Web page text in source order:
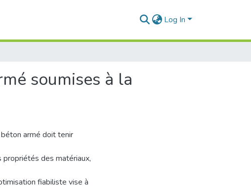
Log In
soumises à la
armé doit tenir
des matériaux,
fiabiliste vise à